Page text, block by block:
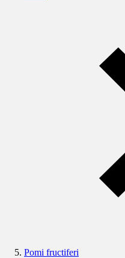
Pomi fructiferi